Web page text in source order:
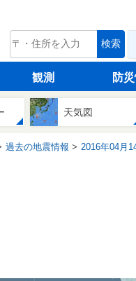
tenki.jp 検索
観測 防
天気図
過去の地震情報 2016年04月